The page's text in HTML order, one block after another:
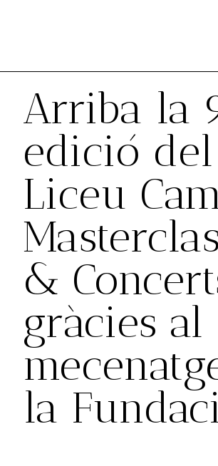
Arriba la
edició del
Liceu
&
gràcies al
la